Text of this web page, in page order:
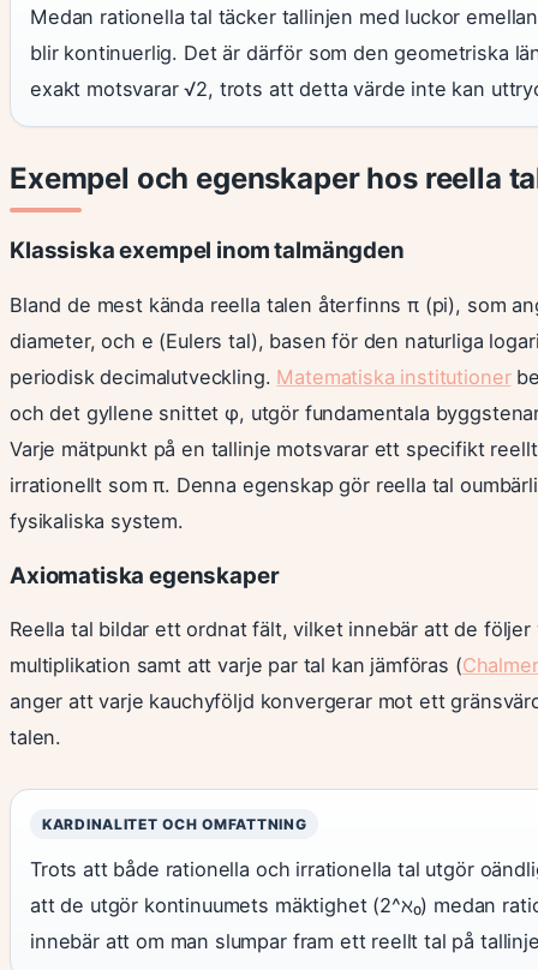
Medan rationella tal täcker tallinjen med luckor
blir kontinuerlig. Det är därför som den geometriska
exakt motsvarar √2, trots att detta värde inte kan
Exempel och egenskaper hos reella
Klassiska exempel inom talmängden
Bland de mest kända reella talen återfinns π (pi), som
diameter, och e (Eulers tal), basen för den naturliga
periodisk decimalutveckling. Matematiska institutioner
och det gyllene snittet φ, utgör fundamentala
Varje mätpunkt på en tallinje motsvarar ett specifikt
irrationellt som π. Denna egenskap gör reella tal
fysikaliska system.
Axiomatiska egenskaper
Reella tal bildar ett ordnat fält, vilket innebär att de
multiplikation samt att varje par tal kan jämföras (
anger att varje kauchyföljd konvergerar mot ett
talen.
KARDINALITET OCH OMFATTNING
Trots att både rationella och irrationella tal utgör
att de utgör kontinuumets mäktighet (2^ℵ₀) medan
innebär att om man slumpar fram ett reellt tal på